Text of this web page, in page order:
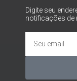
Digite seu
notificações de